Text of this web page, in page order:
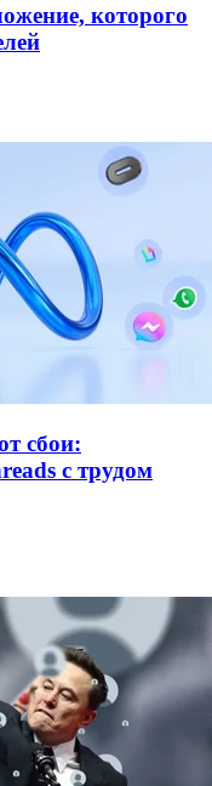
которого
сбои:
с трудом